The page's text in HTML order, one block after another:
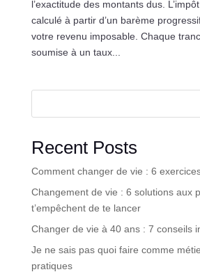
l’exactitude des montants dus.
calculé à partir d’un barème
votre revenu imposable. Chaque
soumise à un taux...
Recent Posts
Comment changer de vie : 6
Changement de vie : 6 solutions aux
t’empêchent de te lancer
Changer de vie à 40 ans : 7 conseils
Je ne sais pas quoi faire comme
pratiques